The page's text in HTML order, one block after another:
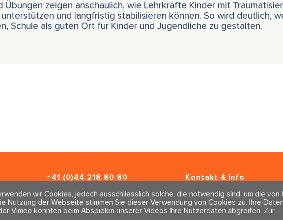
Übungen zeigen anschaulich, wie Lehrkräfte Kinder mit
und langfristig stabilisieren können. So wird deutlich,
Schule als guten Ort für Kinder und Jugendliche zu gestalten.
+41 (0)44 218 80 80
info@polarity.se
Kontakt & Info
Impressum & Datenschutz
AGBs
wir Cookies, jedoch ausschliesslich solche, die notwendig sind, um die von
Nutzung der Webseite stimmen Sie dieser Verwendung von Cookies zu. Ihre Daten
Vimeo könnten beim Abspielen unserer Videos Ihre Nutzerdaten abgreifen. Zur